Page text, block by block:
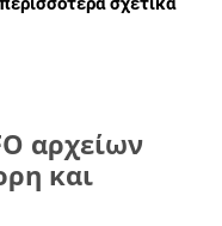
αρχείων
και